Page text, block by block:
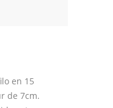
en 15
de 7cm.